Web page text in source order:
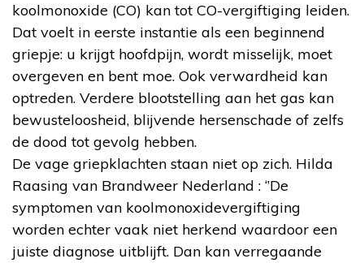
koolmonoxide (CO) kan tot CO-vergiftiging leiden.
Dat voelt in eerste instantie als een beginnend
griepje: u krijgt hoofdpijn, wordt misselijk, moet
overgeven en bent moe. Ook verwardheid kan
optreden. Verdere blootstelling aan het gas kan
bewusteloosheid, blijvende hersenschade of zelfs
de dood tot gevolg hebben.
De vage griepklachten staan niet op zich. Hilda
Raasing van Brandweer Nederland : ‘’De
symptomen van koolmonoxidevergiftiging
worden echter vaak niet herkend waardoor een
juiste diagnose uitblijft. Dan kan verregaande